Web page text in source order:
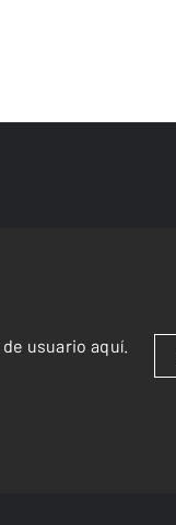
usuario aquí.